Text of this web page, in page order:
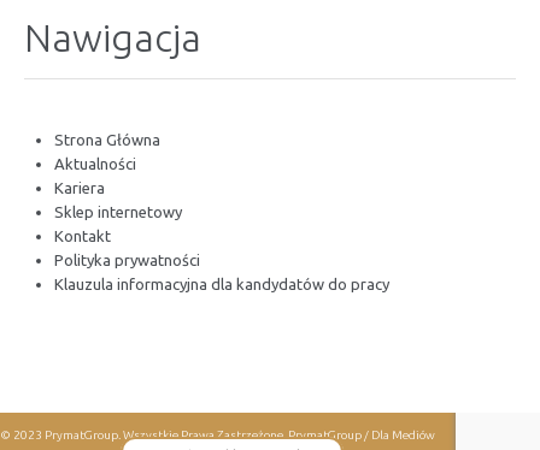
Nawigacja
Strona Główna
Aktualności
Kariera
Sklep internetowy
Kontakt
Polityka prywatności
Klauzula informacyjna dla kandydatów do pracy
© 2023 PrymatGroup. Wszystkie Prawa Zastrzeżone. PrymatGroup / Dla Mediów